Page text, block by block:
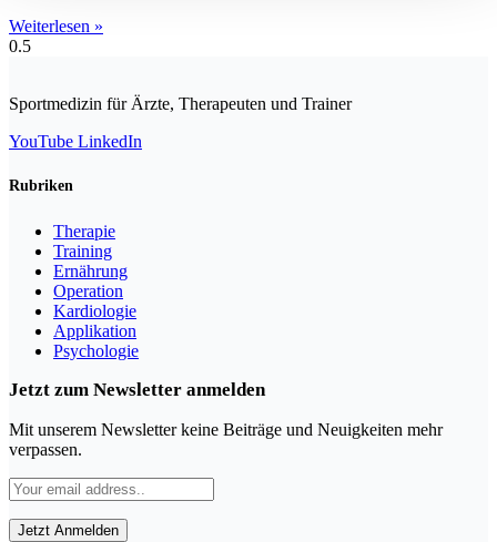
Weiterlesen »
Sportmedizin für Ärzte, Therapeuten und Trainer
YouTube LinkedIn
Rubriken
Therapie
Training
Ernährung
Operation
Kardiologie
Applikation
Psychologie
Jetzt zum Newsletter anmelden
Mit unserem Newsletter keine Beiträge und Neuigkeiten mehr
verpassen.